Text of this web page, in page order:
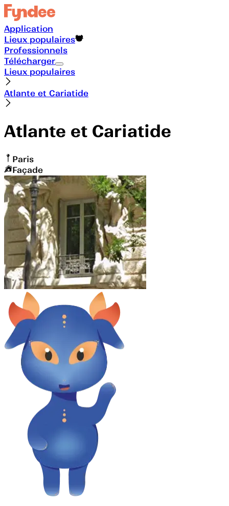
Application
Lieux populaires
Professionnels
Télécharger
Lieux populaires
Atlante et Cariatide
Atlante et Cariatide
Paris
Façade